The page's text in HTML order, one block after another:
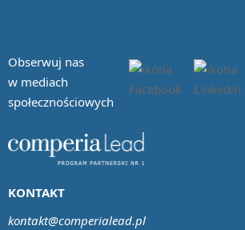
Obserwuj nas
w mediach
społecznościowych
KONTAKT
kontakt@comperialead.pl